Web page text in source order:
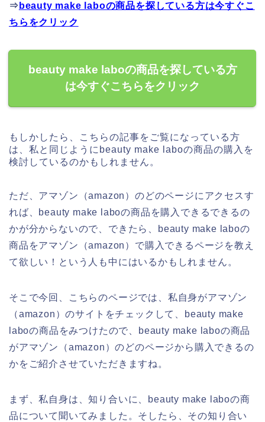
⇒ beauty make laboの商品を探している方は今すぐこ
ちらをクリック
beauty make laboの商品を探している方
は今すぐこちらをクリック
もしかしたら、こちらの記事をご覧になっている方
は、私と同じようにbeauty make laboの商品の購入を
検討しているのかもしれません。
ただ、アマゾン（amazon）のどのページにアクセスす
れば、beauty make laboの商品を購入できるできるの
かが分からないので、できたら、beauty make laboの
商品をアマゾン（amazon）で購入できるページを教え
て欲しい！という人も中にはいるかもしれません。
そこで今回、こちらのページでは、私自身がアマゾン
（amazon）のサイトをチェックして、beauty make
laboの商品をみつけたので、beauty make laboの商品
がアマゾン（amazon）のどのページから購入できるの
かをご紹介させていただきますね。
まず、私自身は、知り合いに、beauty make laboの商
品について聞いてみました。そしたら、その知り合い